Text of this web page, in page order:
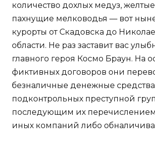
количество дохлых медуз,
пахнущие мелководья — вот
курорты от Скадовска до
области. Не раз заставит вас
главного героя Космо Браун. На
фиктивных договоров они
безналичные денежные средства
подконтрольных преступной
последующим их перечислением
иных компаний либо